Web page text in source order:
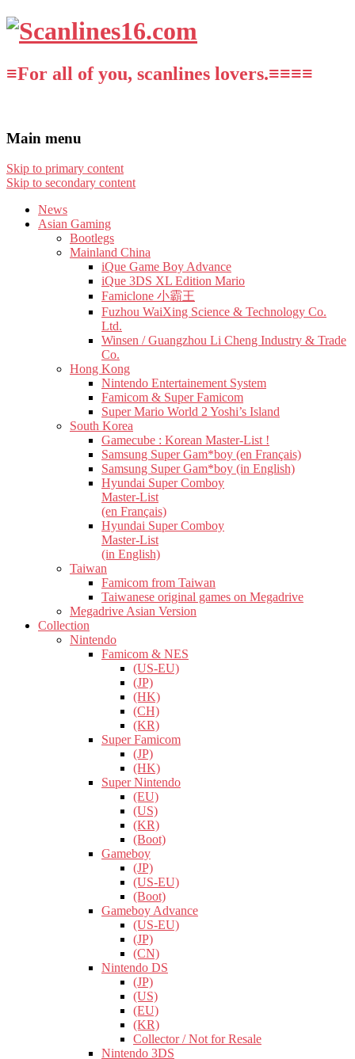
≡For all of you, scanlines lovers.≡≡≡≡
Main menu
Skip to primary content
Skip to secondary content
News
Asian Gaming
Bootlegs
Mainland China
iQue Game Boy Advance
iQue 3DS XL Edition Mario
Famiclone 小霸王
Fuzhou WaiXing Science & Technology Co.
Ltd.
Winsen / Guangzhou Li Cheng Industry & Trade
Co.
Hong Kong
Nintendo Entertainement System
Famicom & Super Famicom
Super Mario World 2 Yoshi’s Island
South Korea
Gamecube : Korean Master-List !
Samsung Super Gam*boy (en Français)
Samsung Super Gam*boy (in English)
Hyundai Super Comboy
Master-List
(en Français)
Hyundai Super Comboy
Master-List
(in English)
Taiwan
Famicom from Taiwan
Taiwanese original games on Megadrive
Megadrive Asian Version
Collection
Nintendo
Famicom & NES
(US-EU)
(JP)
(HK)
(CH)
(KR)
Super Famicom
(JP)
(HK)
Super Nintendo
(EU)
(US)
(KR)
(Boot)
Gameboy
(JP)
(US-EU)
(Boot)
Gameboy Advance
(US-EU)
(JP)
(CN)
Nintendo DS
(JP)
(US)
(EU)
(KR)
Collector / Not for Resale
Nintendo 3DS